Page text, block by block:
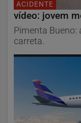
ACIDENTE
vídeo: jovem
Pimenta
carreta.